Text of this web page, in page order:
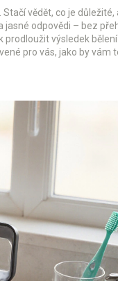
vědět, co je důležité,
jasné odpovědi – bez
výsledek
pro vás, jako by vám